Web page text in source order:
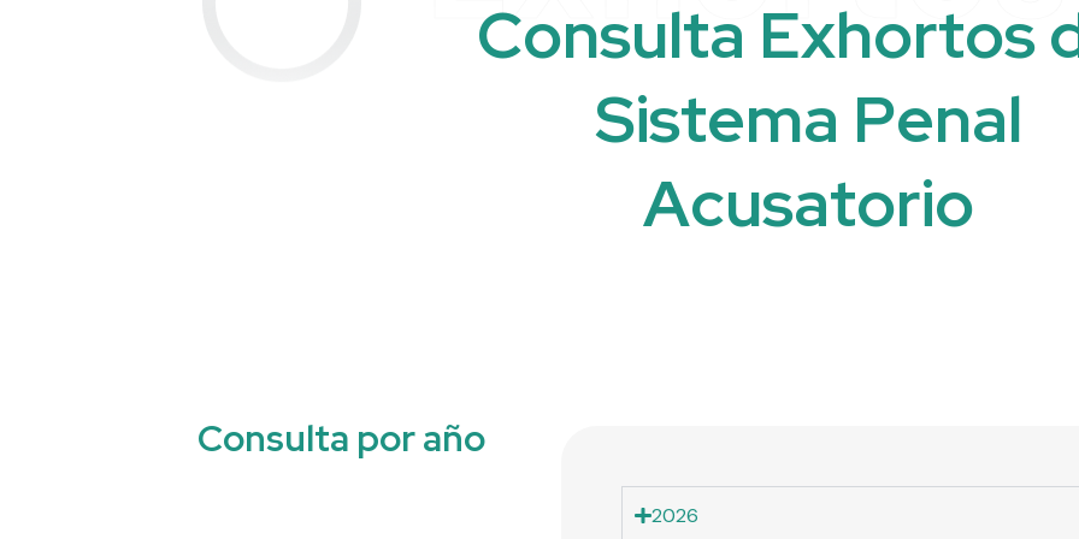
Consulta Exhortos
Sistema Penal
Acusatorio
Consulta poraño
2026